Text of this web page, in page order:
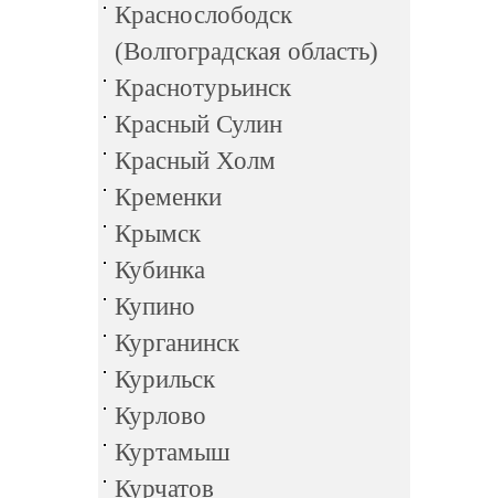
Краснослободск
(Волгоградская область)
Краснотурьинск
Красный Сулин
Красный Холм
Кременки
Крымск
Кубинка
Купино
Курганинск
Курильск
Курлово
Куртамыш
Курчатов